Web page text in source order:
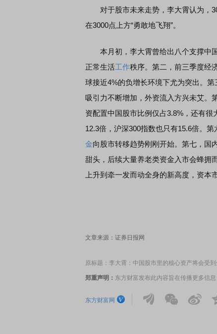
对于股市未来走势，李大霄认为，
在3000点上方“勇敢地飞翔”。
本月初，李大霄曾给出八个支撑中国
正常生活工作秩序。第二，前三季度经
球接近4%的负增长环境下尤为突出。第
吸引力不断增加，外资流入方兴未艾。
资配置中国股市比例仅占3.8%，还有
12.3倍，沪深300指数也只有15.6倍。第
金向股市转移趋势刚刚开始。第七，国
甜头，后续大量养老类资金入市会蜂拥
上升到牵一发而动全身的新高度，资本
文章来源：证券日报网
原标题：李大霄：中国股市里的核心资产将会受到
郑重声明： 东方财富发布此内容旨在传播更多信
东方财富网